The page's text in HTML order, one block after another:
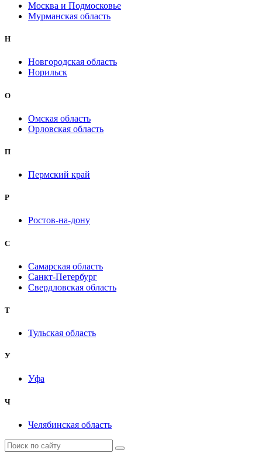
Москва и Подмосковье
Мурманская область
Н
Новгородская область
Норильск
О
Омская область
Орловская область
П
Пермский край
Р
Ростов-на-дону
С
Самарская область
Санкт-Петербург
Свердловская область
Т
Тульская область
У
Уфа
Ч
Челябинская область